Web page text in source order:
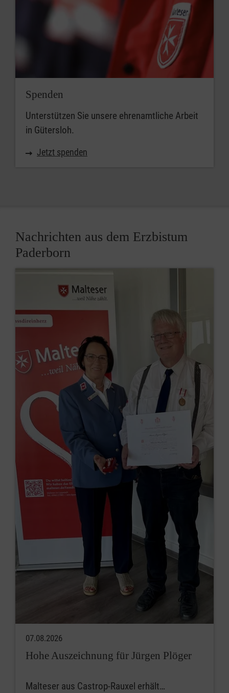
Spenden
Unterstützen Sie unsere ehrenamtliche Arbeit
in Gütersloh.
Jetzt spenden
Nachrichten aus dem Erzbistum
Paderborn
07.08.2026
Hohe Auszeichnung für Jürgen Plöger
Malteser aus Castrop-Rauxel erhält…